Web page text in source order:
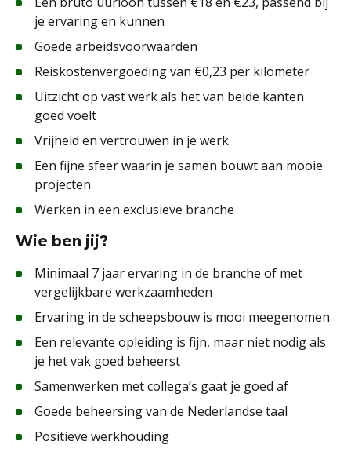
je ervaring en kunnen
Goede arbeidsvoorwaarden
Reiskostenvergoeding van €0,23 per kilometer
Uitzicht op vast werk als het van beide kanten
goed voelt
Vrijheid en vertrouwen in je werk
Een fijne sfeer waarin je samen bouwt aan mooie
projecten
Werken in een exclusieve branche
Wie ben jij?
Minimaal 7 jaar ervaring in de branche of met
vergelijkbare werkzaamheden
Ervaring in de scheepsbouw is mooi meegenomen
Een relevante opleiding is fijn, maar niet nodig als
je het vak goed beheerst
Samenwerken met collega’s gaat je goed af
Goede beheersing van de Nederlandse taal
Positieve werkhouding